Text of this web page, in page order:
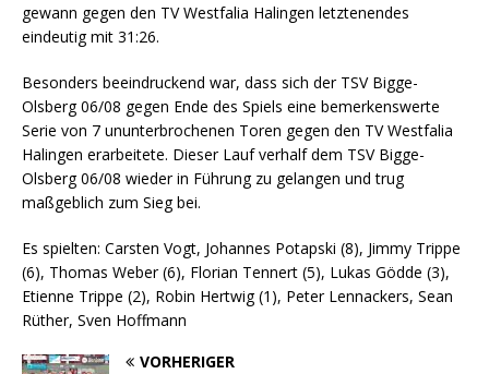
gewann gegen den TV Westfalia Halingen letztenendes
eindeutig mit 31:26.
Besonders beeindruckend war, dass sich der TSV Bigge-
Olsberg 06/08 gegen Ende des Spiels eine bemerkenswerte
Serie von 7 ununterbrochenen Toren gegen den TV Westfalia
Halingen erarbeitete. Dieser Lauf verhalf dem TSV Bigge-
Olsberg 06/08 wieder in Führung zu gelangen und trug
maßgeblich zum Sieg bei.
Es spielten: Carsten Vogt, Johannes Potapski (8), Jimmy Trippe
(6), Thomas Weber (6), Florian Tennert (5), Lukas Gödde (3),
Etienne Trippe (2), Robin Hertwig (1), Peter Lennackers, Sean
Rüther, Sven Hoffmann
VORHERIGER